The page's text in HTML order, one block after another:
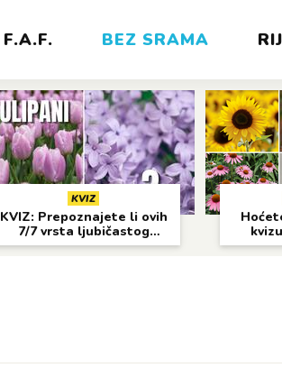
F.A.F. BEZ SRAMA
KVIZ
KVIZ: Prepoznajete li ovih
7/7 vrsta ljubičastog
cvijeća?